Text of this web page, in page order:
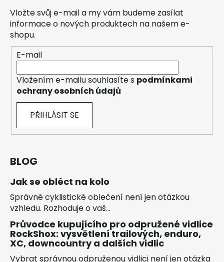
Vložte svůj e-mail a my vám budeme zasílat
informace o nových produktech na našem e-
shopu.
E-mail
Vložením e-mailu souhlasíte s podmínkami
ochrany osobních údajů
PŘIHLÁSIT SE
BLOG
Jak se obléct na kolo
Správné cyklistické oblečení není jen otázkou
vzhledu. Rozhoduje o vaš...
Průvodce kupujícího pro odpružené vidlice
RockShox: vysvětlení trailových, enduro,
XC, downcountry a dalších vidlic
Vybrat správnou odpruženou vidlici není jen otázka